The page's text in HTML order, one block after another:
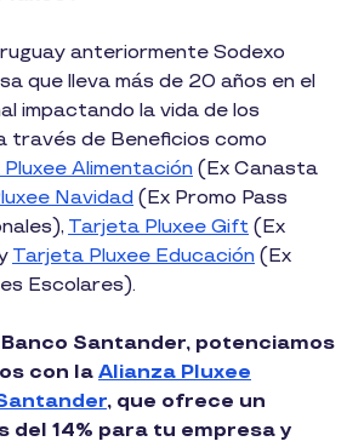
anteriormente Sodexo
que lleva más de 20 años en el
impactando la vida de los
través de Beneficios como
Alimentación (Ex Canasta
Navidad (Ex Promo Pass
Tarjeta Pluxee Gift (Ex
Tarjeta Pluxee Educación (Ex
Escolares).
Santander, potenciamos
con la Alianza Pluxee
, que ofrece un
del 14% para tu empresa y